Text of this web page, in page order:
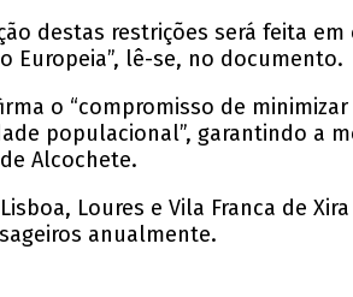
destas restrições será feita
Europeia”, lê-se, no documento.
o “compromisso de
populacional”, garantindo a
Alcochete.
Loures e Vila Franca de
anualmente.